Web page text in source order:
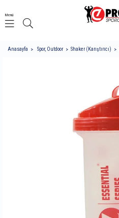
Menü
Anasayfa Spor, Outdoor Shaker (Karıştırıcı)